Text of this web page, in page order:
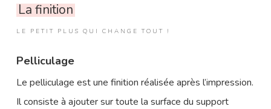
La finition
LE PETIT PLUS QUI CHANGE TOUT !
Pelliculage
Le pelliculage est une finition réalisée après l’impression.
Il consiste à ajouter sur toute la surface du support